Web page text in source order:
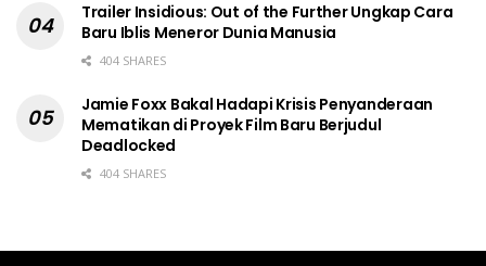
Trailer Insidious: Out of the Further Ungkap Cara
Baru Iblis Meneror Dunia Manusia
404 SHARES
Jamie Foxx Bakal Hadapi Krisis Penyanderaan
Mematikan di Proyek Film Baru Berjudul
Deadlocked
404 SHARES